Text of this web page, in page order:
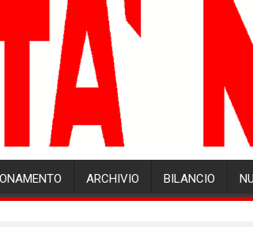
ARCHIVIO BILANCIO